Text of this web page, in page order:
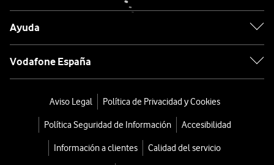
tecnología
0€
Ayuda
Vodafone España
Aviso Legal Política de Privacidad y Cookies
Política Seguridad de Información Accesibilidad
Información a clientes Calidad del servicio